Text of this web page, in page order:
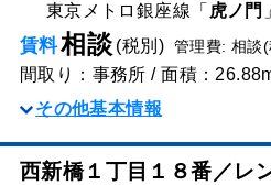
東京メトロ銀座線「 虎ノ門
賃料相談(税別) 管理費: 相談
間取り：事務所 / 面積：
その他基本情報
西新橋１丁目１８番／レ